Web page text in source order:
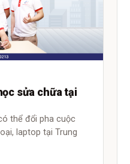
sửa chữa tại
thể đổi pha cuộc
laptop tại Trung